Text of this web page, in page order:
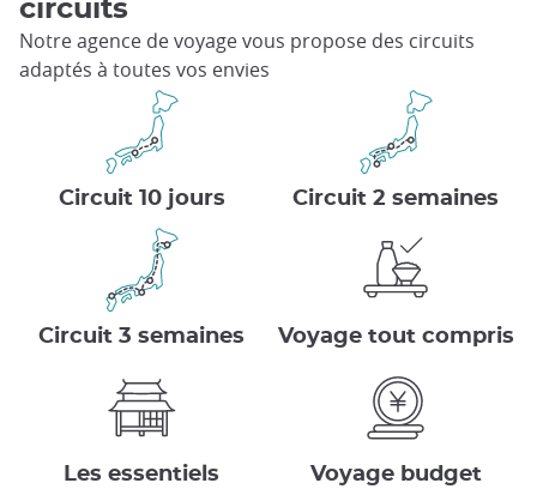
circuits
Notre agence de voyage vous propose des circuits
adaptés à toutes vos envies
Circuit 10 jours Circuit 2 semaines
Circuit 3 semaines Voyage tout compris
Les essentiels Voyage budget